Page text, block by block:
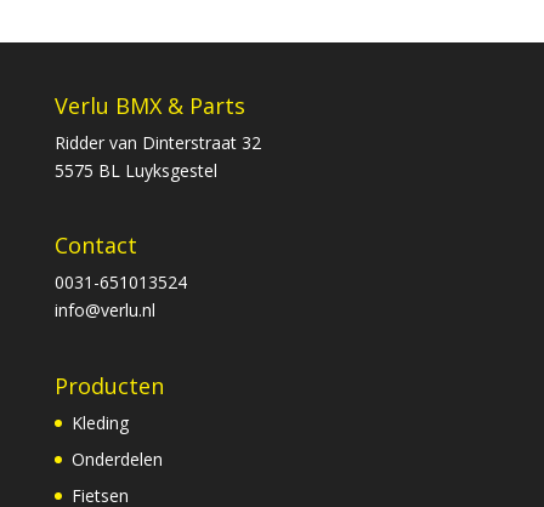
Verlu BMX & Parts
Ridder van Dinterstraat 32
5575 BL Luyksgestel
Contact
0031-651013524
info@verlu.nl
Producten
Kleding
Onderdelen
Fietsen